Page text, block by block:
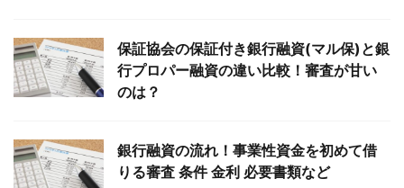
保証協会の保証付き銀行融資(マル保)と銀
行プロパー融資の違い比較！審査が甘い
のは？
銀行融資の流れ！事業性資金を初めて借
りる審査 条件 金利 必要書類など